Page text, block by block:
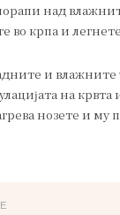
над
во крпа и
и влажните
на крвта
нозете и му